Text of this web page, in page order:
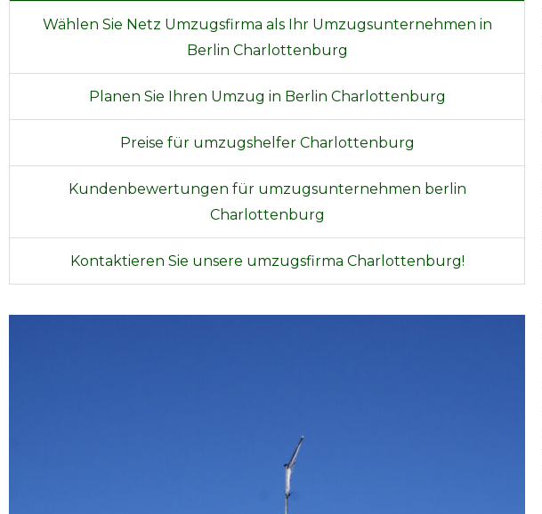
Wählen Sie Netz Umzugsfirma als Ihr Umzugsunternehmen in
Berlin Charlottenburg
Planen Sie Ihren Umzug in Berlin Charlottenburg
Preise für umzugshelfer Charlottenburg
Kundenbewertungen für umzugsunternehmen berlin
Charlottenburg
Kontaktieren Sie unsere umzugsfirma Charlottenburg!